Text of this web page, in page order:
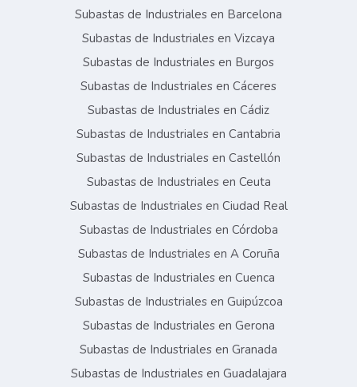
Subastas de Industriales en Barcelona
Subastas de Industriales en Vizcaya
Subastas de Industriales en Burgos
Subastas de Industriales en Cáceres
Subastas de Industriales en Cádiz
Subastas de Industriales en Cantabria
Subastas de Industriales en Castellón
Subastas de Industriales en Ceuta
Subastas de Industriales en Ciudad Real
Subastas de Industriales en Córdoba
Subastas de Industriales en A Coruña
Subastas de Industriales en Cuenca
Subastas de Industriales en Guipúzcoa
Subastas de Industriales en Gerona
Subastas de Industriales en Granada
Subastas de Industriales en Guadalajara